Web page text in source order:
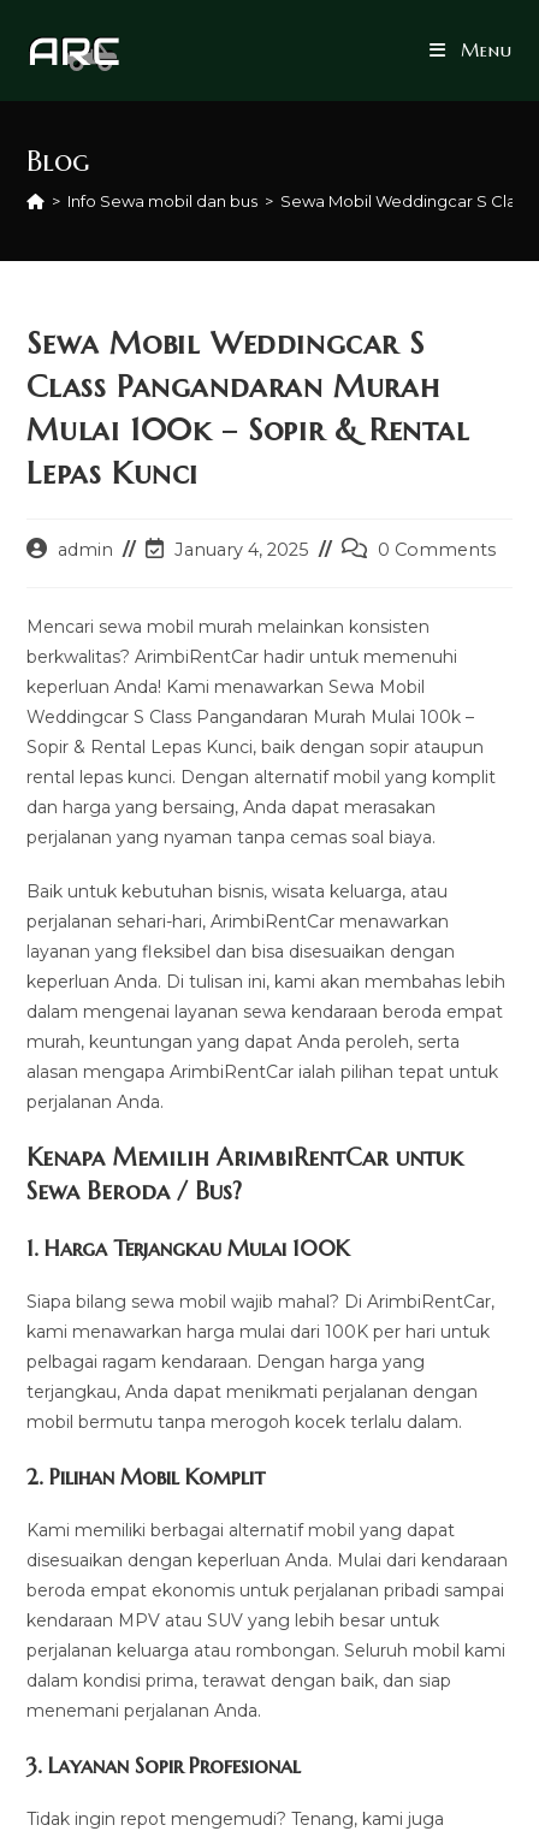
Menu
Blog
> Info Sewa mobil dan bus > Sewa Mobil Weddingcar S Class
Sewa Mobil Weddingcar S
Class Pangandaran Murah
Mulai 100k – Sopir & Rental
Lepas Kunci
Postadmin
PostJanuary 4, 2025
Post0 Comments
Mencari sewa mobil murah melainkan konsisten
berkwalitas? ArimbiRentCar hadir untuk memenuhi
keperluan Anda! Kami menawarkan Sewa Mobil
Weddingcar S Class Pangandaran Murah Mulai 100k –
Sopir & Rental Lepas Kunci, baik dengan sopir ataupun
rental lepas kunci. Dengan alternatif mobil yang komplit
dan harga yang bersaing, Anda dapat merasakan
perjalanan yang nyaman tanpa cemas soal biaya.
Baik untuk kebutuhan bisnis, wisata keluarga, atau
perjalanan sehari-hari, ArimbiRentCar menawarkan
layanan yang fleksibel dan bisa disesuaikan dengan
keperluan Anda. Di tulisan ini, kami akan membahas lebih
dalam mengenai layanan sewa kendaraan beroda empat
murah, keuntungan yang dapat Anda peroleh, serta
alasan mengapa ArimbiRentCar ialah pilihan tepat untuk
perjalanan Anda.
Kenapa Memilih ArimbiRentCar untuk
Sewa Beroda / Bus?
1.Harga Terjangkau Mulai 100K
Siapa bilang sewa mobil wajib mahal? Di ArimbiRentCar,
kami menawarkan harga mulai dari 100K per hari untuk
pelbagai ragam kendaraan. Dengan harga yang
terjangkau, Anda dapat menikmati perjalanan dengan
mobil bermutu tanpa merogoh kocek terlalu dalam.
2. Pilihan Mobil Komplit
Kami memiliki berbagai alternatif mobil yang dapat
disesuaikan dengan keperluan Anda. Mulai dari kendaraan
beroda empat ekonomis untuk perjalanan pribadi sampai
kendaraan MPV atau SUV yang lebih besar untuk
perjalanan keluarga atau rombongan. Seluruh mobil kami
dalam kondisi prima, terawat dengan baik, dan siap
menemani perjalanan Anda.
3.Layanan Sopir Profesional
Tidak ingin repot mengemudi? Tenang, kami juga